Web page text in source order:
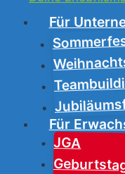
Für
Für
JGA